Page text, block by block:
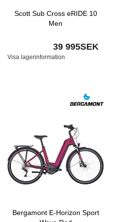
Scott Sub Cross eRIDE 10
Men
39 995SEK
Visa lagerinformation
Bergamont E-Horizon Sport